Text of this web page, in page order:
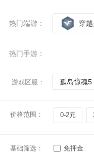
热门端游： 穿
热门手游：
游戏区服： 孤岛惊魂5
价格范围： 0-2元
基础筛选： 免押金